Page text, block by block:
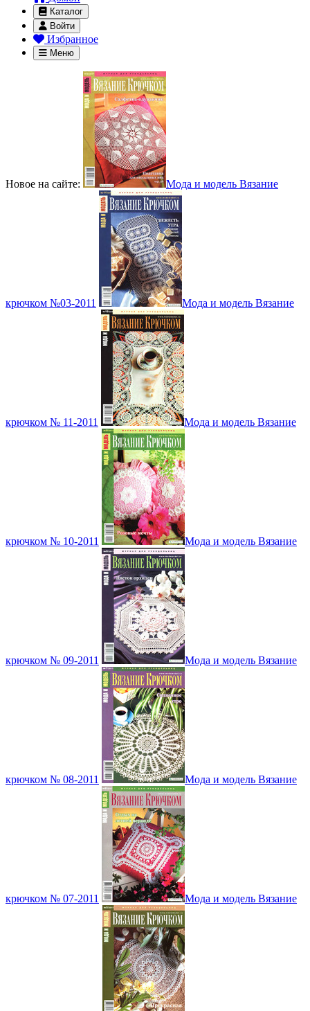
Каталог
Войти
Избранное
Меню
Новое на сайте: Мода и модель Вязание
крючком №03-2011 Мода и модель Вязание
крючком № 11-2011 Мода и модель Вязание
крючком № 10-2011 Мода и модель Вязание
крючком № 09-2011 Мода и модель Вязание
крючком № 08-2011 Мода и модель Вязание
крючком № 07-2011 Мода и модель Вязание